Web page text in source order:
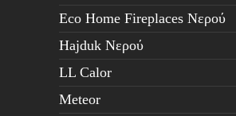
Eco Home Fireplaces Νερού
Hajduk Νερού
LL Calor
Meteor